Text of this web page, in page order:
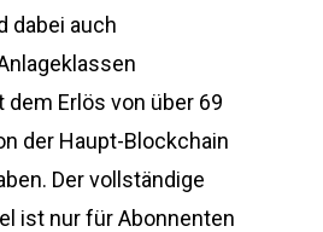
dabei auch
dem Erlös von über 69
der Haupt-Blockchain
Der vollständige
ist nur für Abonnenten